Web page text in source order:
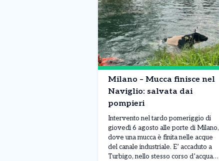
Milano – Mucca finisce nel
Naviglio: salvata dai
pompieri
Intervento nel tardo pomeriggio di
giovedì 6 agosto alle porte di Milano,
dove una mucca è finita nelle acque
del canale industriale. E’ accaduto a
Turbigo, nello stesso corso d’acqua